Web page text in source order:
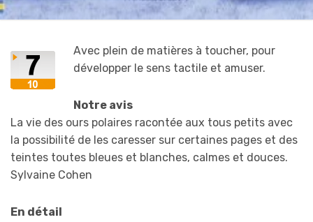
Avec plein de matières à toucher, pour
développer le sens tactile et amuser.
Notre avis
La vie des ours polaires racontée aux tous petits avec
la possibilité de les caresser sur certaines pages et des
teintes toutes bleues et blanches, calmes et douces.
Sylvaine Cohen
En détail